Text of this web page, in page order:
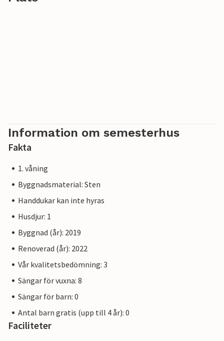
Information om semesterhus
Fakta
1. våning
Byggnadsmaterial: Sten
Handdukar kan inte hyras
Husdjur: 1
Byggnad (år): 2019
Renoverad (år): 2022
Vår kvalitetsbedömning: 3
Sängar för vuxna: 8
Sängar för barn: 0
Antal barn gratis (upp till 4 år): 0
Faciliteter